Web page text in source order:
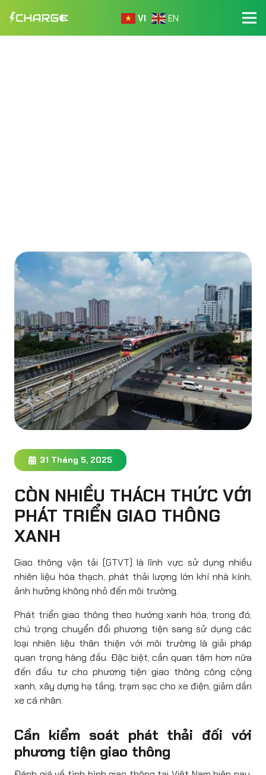
VI EN
31 Tháng 5, 2025
CÒN NHIỀU THÁCH THỨC VỚI
PHÁT TRIỂN GIAO THÔNG
XANH
Giao thông vận tải (GTVT) là lĩnh vực sử dụng nhiều
nhiên liệu hóa thạch, phát thải lượng lớn khí nhà kính,
ảnh hưởng không nhỏ đến môi trường.
Phát triển giao thông theo hướng xanh hóa, trong đó,
chú trọng chuyển đổi phương tiện sang sử dụng các
loại nhiên liệu thân thiện với môi trường là giải pháp
quan trọng hàng đầu. Đặc biệt, cần quan tâm hơn nữa
đến đầu tư cho phương tiện giao thông công cộng
xanh, xây dựng hạ tầng, trạm sạc cho xe điện, giảm dần
xe cá nhân.
Cần kiểm soát phát thải đối với
phương tiện giao thông